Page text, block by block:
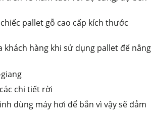
pallet gỗ cao cấp kích thước
hàng khi sử dụng pallet để nâng
chi tiết rời
dùng máy hơi để bắn vì vậy sẽ đảm